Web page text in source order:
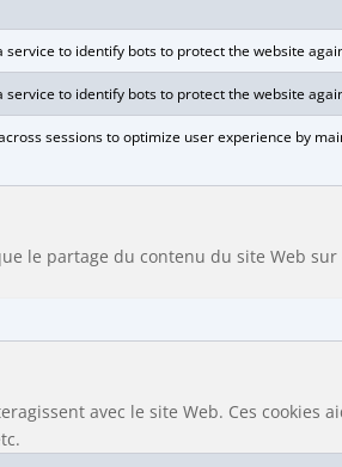
service to identify bots to protect the website
service to identify bots to protect the website
sessions to optimize user experience by
le partage du contenu du site Web
avec le site Web. Ces cookies